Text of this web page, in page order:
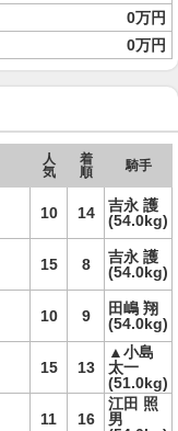
0万円
0万円
人
気
着
順
騎手
10 14
吉永 護
(54.0kg)
15 8
吉永 護
(54.0kg)
10 9
田嶋 翔
(54.0kg)
15 13
▲小島
太一
(51.0kg)
11 16
江田 照
男